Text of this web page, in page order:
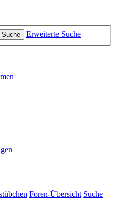
Suche Erweiterte Suche
Foren-Übersicht Suche